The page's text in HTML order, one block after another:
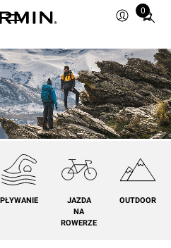
0
Total
in
cart:
0
PŁYWANIE
JAZDA
NA
ROWERZE
OUTDOOR